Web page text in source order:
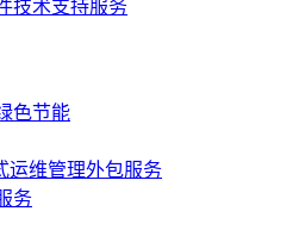
技术支持服务
色节能
运维管理外包服务
务